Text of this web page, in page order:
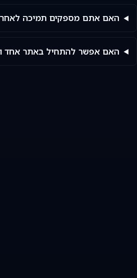
האם אתם מספקים תמיכה
האם אפשר להתחיל באתר אחד